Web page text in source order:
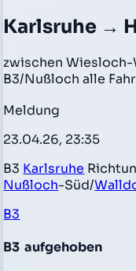
Karlsruhe →
zwischen
B3/Nußloch alle
Meldung
23.04.26, 23:35
B3 Karlsruhe
Nußloch-Süd/
B3
B3 aufgehoben